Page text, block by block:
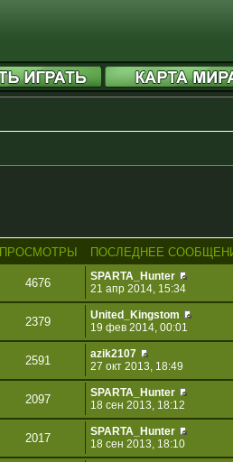
ПРОСМОТРЫ ПОСЛЕДНЕЕ
4676
SPARTA_Hunter
21 апр 2014, 15:34
2379
United_Kingstom
19 фев 2014, 00:01
2591
azik2107
27 окт 2013, 18:49
2097
SPARTA_Hunter
18 сен 2013, 18:12
2017
SPARTA_Hunter
18 сен 2013, 18:10